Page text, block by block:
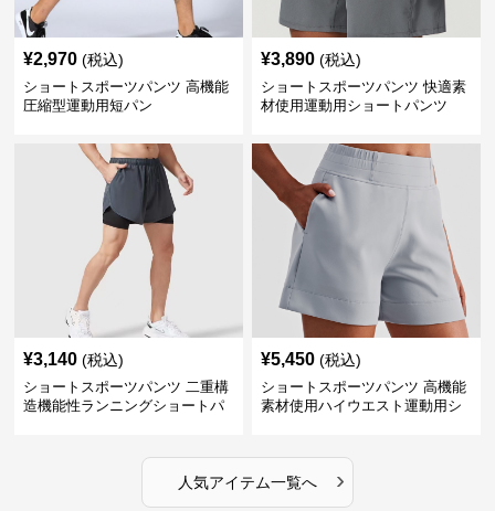
¥2,970 (税込)
ショートスポーツパンツ 高機能
圧縮型運動用短パン
¥3,890 (税込)
ショートスポーツパンツ 快適素
材使用運動用ショートパンツ
¥3,140 (税込)
ショートスポーツパンツ 二重構
造機能性ランニングショートパ
¥5,450 (税込)
ショートスポーツパンツ 高機能
素材使用ハイウエスト運動用シ
人気アイテム一覧へ ›